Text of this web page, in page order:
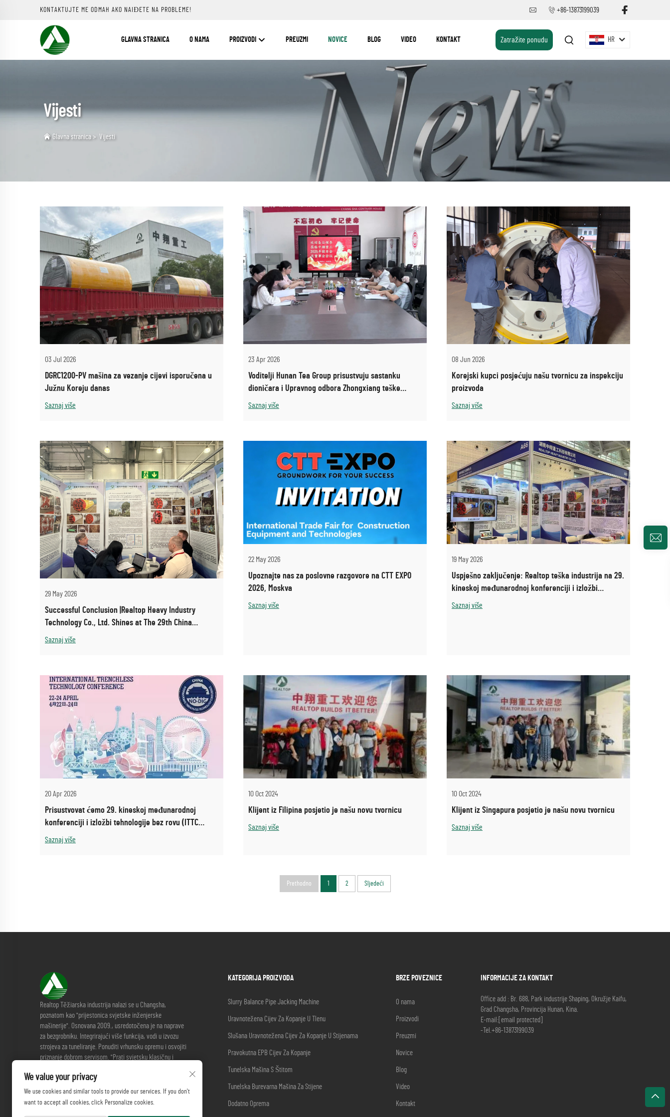
KONTAKTUJTE ME ODMAH AKO NAIĐETE NA PROBLEME! +86-13873199039
GLAVNA STRANICA O NAMA PROIZVODI PREUZMI NOVICE BLOG VIDEO KONTAKT Zatražite ponudu HR
Vijesti
Glavna stranica> Vijesti
03 Jul 2026
DGRC1200-PV mašina za vezanje cijevi isporučena u
Južnu Koreju danas
Saznaj više
23 Apr 2026
Voditelji Hunan Tea Group prisustvuju sastanku
dioničara i Upravnog odbora Zhongxiang teške
industrije
Saznaj više
08 Jun 2026
Korejski kupci posjećuju našu tvornicu za inspekciju
proizvoda
Saznaj više
29 May 2026
Successful Conclusion |Realtop Heavy Industry
Technology Co., Ltd. Shines at The 29th China
International Trenchless Technology Conference &
Saznaj više
22 May 2026
Upoznajte nas za poslovne razgovore na CTT EXPO
2026, Moskva
Saznaj više
19 May 2026
Uspješno zaključenje: Realtop teška industrija na 29.
kineskoj međunarodnoj konferenciji i izložbi
tehnologije bez rupu (ITTC 2026)
Saznaj više
20 Apr 2026
Prisustvovat ćemo 29. kineskoj međunarodnoj
konferenciji i izložbi tehnologije bez rovu (ITTC
2026)
Saznaj više
10 Oct 2024
Klijent iz Filipina posjetio je našu novu tvornicu
Saznaj više
10 Oct 2024
Klijent iz Singapura posjetio je našu novu tvornicu
Saznaj više
Prethodno 1 2 Sljedeći
Realtop Těžiarska industrija nalazi se u Changsha,
poznatom kao "prijestonica svjetske inženjerske
mašinerije". Osnovana 2009., usredotočena je na naprave
za bezgrobniku. Integrirajući više funkcija, vodi u izvozu
strojeva za tuneliranje. Ponuditi vrhunsku opremu i osvojiti
priznanje dobrom servisom. "Prati svjetsku klasičnu i
rješenjima za podzemno graditeljstvo.
KATEGORIJA PROIZVODA
Slurry Balance Pipe Jacking Machine
Uravnotežena Cijev Za Kopanje U Tlenu
Slušana Uravnotežena Cijev Za Kopanje U Stijenama
Pravokutna EPB Cijev Za Kopanje
Tunelska Mašina S Štitom
Tunelska Burevarna Mašina Za Stijene
Dodatno Oprema
BRZE POVEZNICE
O nama
Proizvodi
Preuzmi
Novice
Blog
Video
Kontakt
INFORMACIJE ZA KONTAKT
Office add : Br. 688, Park industrije Shaping, Okružje Kaifu,
Grad Changsha, Provincija Hunan, Kina.
E-mail:[email protected]
-Tel. +86-13873199039
We value your privacy
We use cookies and similar tools to provide our services. If you don't
want to accept all cookies, click Personalize cookies.